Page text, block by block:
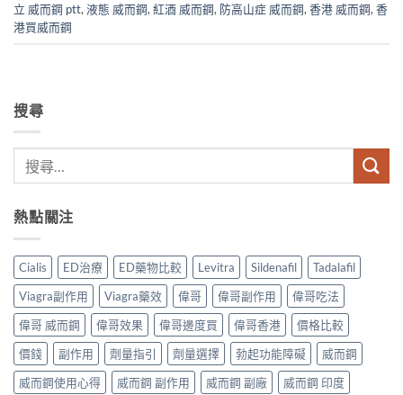
立 威而鋼 ptt, 液態 威而鋼, 紅酒 威而鋼, 防高山症 威而鋼, 香港 威而鋼, 香
港買威而鋼
搜尋
熱點關注
Cialis ED治療 ED藥物比較 Levitra Sildenafil
Tadalafil
Viagra副作用
Viagra藥效 偉哥 偉哥副作用
偉哥吃法
偉哥 威而鋼
偉哥效果 偉哥邊度買 偉哥香港
價格比較
價錢
副作用 劑量指引 劑量選擇 勃起功能障礙
威而鋼
威而鋼使用心得
威而鋼 副作用 威而鋼 副廠 威而鋼 印度